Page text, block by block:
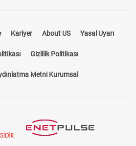
Kariyer About US Yasal Uyarı
Gizlilik Politikası
Metni Kurumsal